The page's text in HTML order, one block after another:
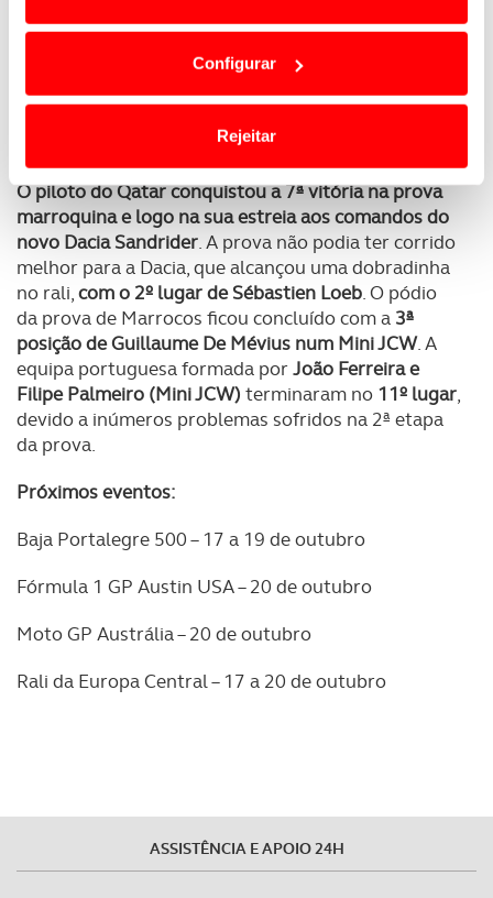
Em alguns casos, a utilização destas tecnologias
termos e a todo o tempo as suas preferências e limitando
o acesso a informações durante a navegação no
personalizar conteúdos e anúncios, para lhe proporcionar
funcionalidades de redes sociais, bem como para
analisar dados de navegação no nosso website.
Adicionalmente partilhamos informação, relativa à sua
utilização do nosso site de publicidade e de análise, com
parceiros e organizações na UE e em países terceiros.
O ACP garantirá que as transferências internacionais de
dados pessoais serão realizadas apenas com o seu
necessário no contexto dos serviços a prestar.
Realçamos que o bloqueio de certo tipo de Cookies e
experiência de navegação no Website e nos serviços
disponibilizados.
Consulte a política de cookies do site.
Configurar
Rejeitar
Racing Team o título de equipas nocampeonato FIA
pertenceu a Andrea Mabellini num Skoda Fabia.
O piloto do Qatar conquistou a 7ª vitória na prova
marroquina e logo na sua estreia aos comandos do
novo Dacia Sandrider. A prova não podia ter corrido
melhor para a Dacia, que alcançou uma dobradinha
no rali,com o 2º lugar de Sébastien Loeb. O pódio
da prova de Marrocos ficou concluído com a 3ª
posição de Guillaume De Mévius num Mini JCW. A
equipa portuguesa formada porJoão Ferreira e
Filipe Palmeiro (Mini JCW) terminaram no 11º lugar,
devido a inúmeros problemas sofridos na 2ª etapa
da prova.
Próximos eventos:
Baja Portalegre 500 – 17 a 19 de outubro
Fórmula 1 GP Austin USA – 20 de outubro
Moto GP Austrália – 20 de outubro
Rali da Europa Central – 17 a 20 de outubro
ASSISTÊNCIA E APOIO 24H